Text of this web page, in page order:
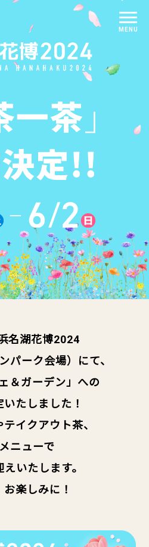
名湖花博2024
パーク会場）にて、
＆ガーデン」への
たしました！
イクアウト茶、
ニューで
いたします。
お楽しみに！